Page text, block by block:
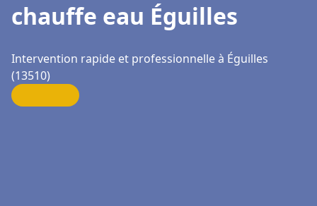
chauffe eau Éguilles
Intervention rapide et professionnelle à Éguilles
(13510)